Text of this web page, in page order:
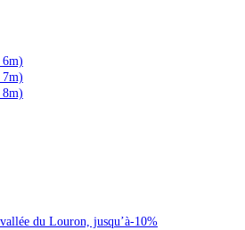
6m)
7m)
8m)
du Louron, jusqu’à-10%